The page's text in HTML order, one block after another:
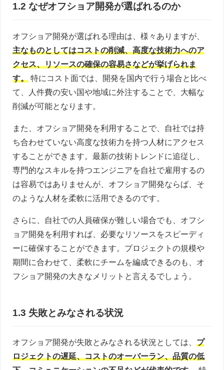
1.2 なぜオフショア開発が選ばれるのか
オフショア開発が選ばれる理由は、様々ありますが、
主なものとしてはコストの削減、高度な技術力へのア
クセス、リソースの確保の容易さなどが挙げられま
す。 特にコスト面では、開発を国内で行う場合と比べ
て、人件費の安い国や地域に外注することで、大幅な
削減が可能となります。
また、オフショア開発を利用することで、自社では持
ち合わせていない高度な技術力を持つ人材にアクセス
することができます。最新の技術トレンドに追従し、
専門的なスキルを持つエンジニアを自社で雇用するの
は容易ではありませんが、オフショア開発ならば、そ
のような人材を柔軟に活用できるのです。
さらに、自社での人員確保が難しい場合でも、オフシ
ョア開発を利用すれば、必要なリソースをスピーディ
ーに確保することができます。プロジェクトの規模や
期間に合わせて、柔軟にチームを編成できるのも、オ
フショア開発の大きなメリットと言えるでしょう。
1.3 失敗とみなされる状況
オフショア開発が失敗とみなされる状況としては、 プ
ロジェクトの遅延、コストのオーバーラン、品質の低